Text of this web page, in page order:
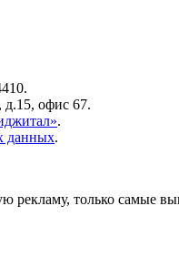
офис 67.
.
данных.
рекламу, только самые